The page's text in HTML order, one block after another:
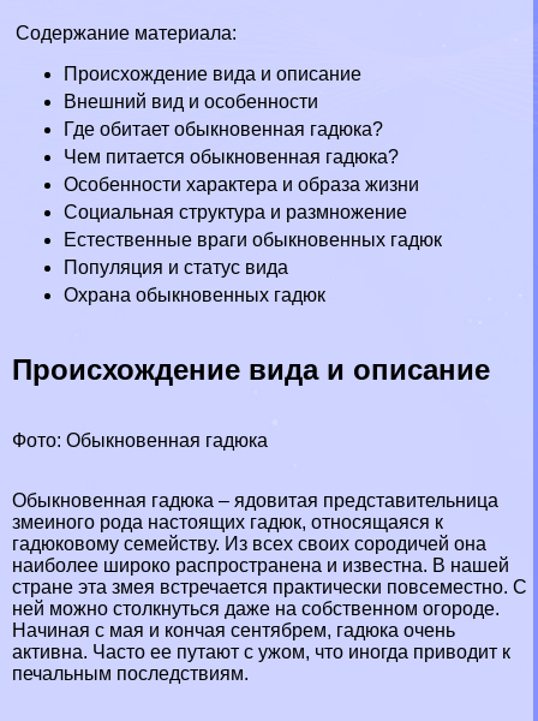
Содержание материала:
Происхождение вида и описание
Внешний вид и особенности
Где обитает обыкновенная гадюка?
Чем питается обыкновенная гадюка?
Особенности хаpaктера и образа жизни
Социальная структура и размножение
Естественные враги обыкновенных гадюк
Популяция и статус вида
Охрана обыкновенных гадюк
Происхождение вида и описание
Фото: Обыкновенная гадюка
Обыкновенная гадюка – ядовитая представительница
змеиного рода настоящих гадюк, относящаяся к
гадюковому семейству. Из всех своих сородичей она
наиболее широко распространена и известна. В нашей
стране эта змея встречается пpaктически повсеместно. С
ней можно столкнуться даже на собственном огороде.
Начиная с мая и кончая сентябрем, гадюка очень
активна. Часто ее путают с ужом, что иногда приводит к
печальным последствиям.